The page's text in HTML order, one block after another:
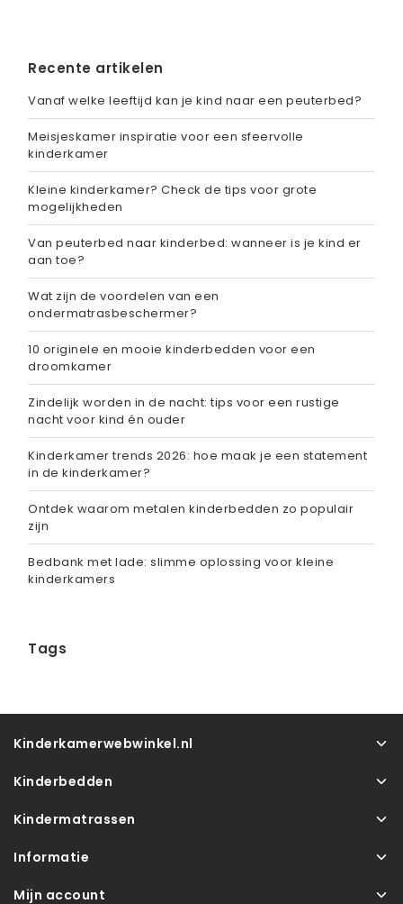
Recente artikelen
Vanaf welke leeftijd kan je kind naar een peuterbed?
Meisjeskamer inspiratie voor een sfeervolle
kinderkamer
Kleine kinderkamer? Check de tips voor grote
mogelijkheden
Van peuterbed naar kinderbed: wanneer is je kind er
aan toe?
Wat zijn de voordelen van een
ondermatrasbeschermer?
10 originele en mooie kinderbedden voor een
droomkamer
Zindelijk worden in de nacht: tips voor een rustige
nacht voor kind én ouder
Kinderkamer trends 2026: hoe maak je een statement
in de kinderkamer?
Ontdek waarom metalen kinderbedden zo populair
zijn
Bedbank met lade: slimme oplossing voor kleine
kinderkamers
Tags
Kinderkamerwebwinkel.nl
Kinderbedden
Kindermatrassen
Informatie
Mijn account